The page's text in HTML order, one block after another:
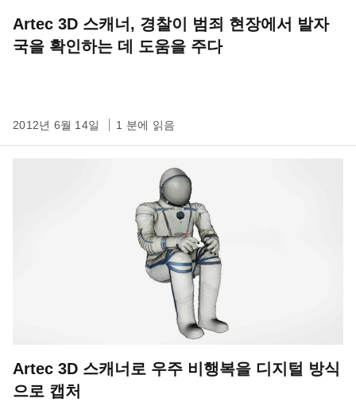
Artec 3D 스캐너, 경찰이 범죄 현장에서 발자
국을 확인하는 데 도움을 주다
2012년 6월 14일 1 분에 읽음
Artec 3D 스캐너로 우주 비행복을 디지털 방식
으로 캡처